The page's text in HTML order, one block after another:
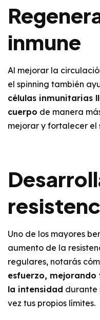
inmune
Al mejorar la
el spinning también
células inmunitarias
cuerpo de manera
mejorar y fortalecer el
Uno de los mayores
aumento de la
regulares, notarás
esfuerzo,
la intensidad durante
vez tus propios límites.